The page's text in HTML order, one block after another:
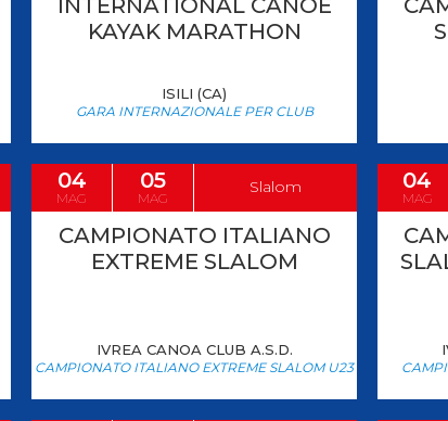
Collegio degli Ufficiali di Gara Sport per tutti
Videogallery
KAYAK MARATHON
ISILI (CA)
GARA INTERNAZIONALE PER CLUB
04
MAG
05
MAG
Slalom
CAMPIONATO ITALIANO
EXTREME SLALOM
IVREA CANOA CLUB A.S.D.
CAMPIONATO ITALIANO EXTREME SLALOM U23
04
MAG